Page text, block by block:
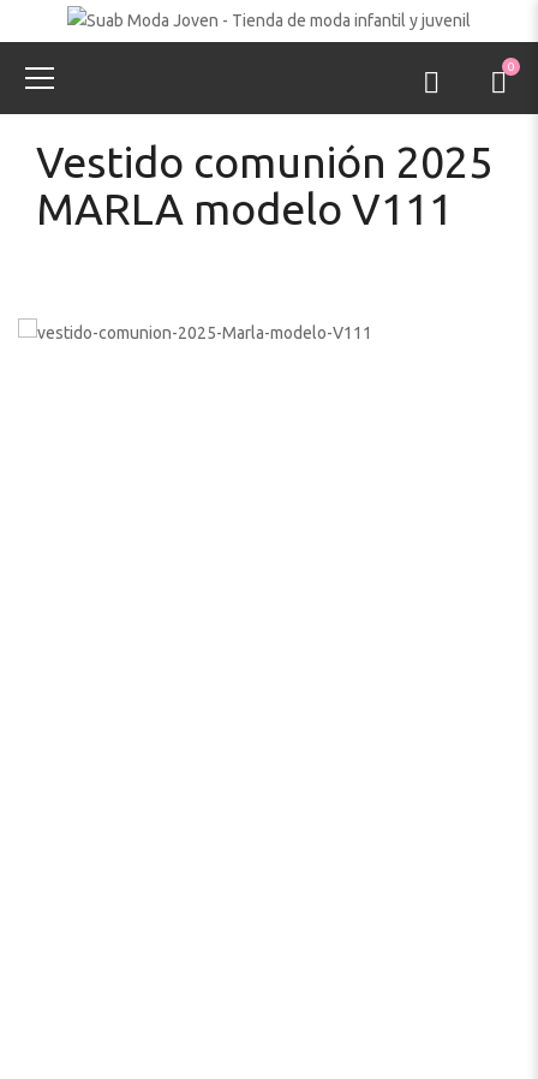
0
Vestido comunión 2025
MARLA modelo V111